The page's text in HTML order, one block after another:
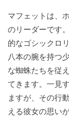
マフェットは、
のリーダーです
的なゴシックロ
八本の腕を持つ
な蜘蛛たちを従
てきます。一見
ますが、その行
える彼女の思い